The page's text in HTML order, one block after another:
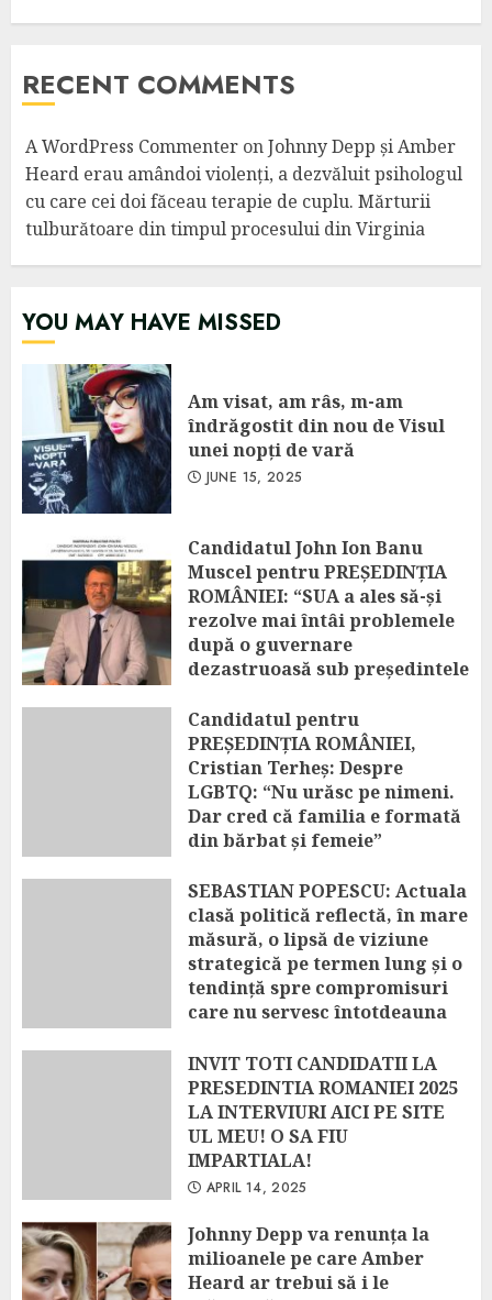
RECENT COMMENTS
A WordPress Commenter onJohnny Depp și Amber
Heard erau amândoi violenți, a dezvăluit psihologul
cu care cei doi făceau terapie de cuplu. Mărturii
tulburătoare din timpul procesului din Virginia
YOU MAY HAVE MISSED
Am visat, am râs, m-am
îndrăgostit din nou de Visul
unei nopți de vară
JUNE 15, 2025
Candidatul John Ion Banu
Muscel pentru PREȘEDINȚIA
ROMÂNIEI: “SUA a ales să-și
rezolve mai întâi problemele
după o guvernare
dezastruoasă sub președintele
vizelor românilor spre SUA
este o decizie temporară!”
APRIL 25, 2025
Candidatul pentru
PREȘEDINȚIA ROMÂNIEI,
Cristian Terheș: Despre
LGBTQ: “Nu urăsc pe nimeni.
Dar cred că familia e formată
din bărbat și femeie”
SEBASTIAN POPESCU: Actuala
clasă politică reflectă, în mare
măsură, o lipsă de viziune
strategică pe termen lung și o
tendință spre compromisuri
care nu servesc întotdeauna
APRIL 14, 2025
INVIT TOTI CANDIDATII LA
PRESEDINTIA ROMANIEI 2025
LA INTERVIURI AICI PE SITE
UL MEU! O SA FIU
IMPARTIALA!
APRIL 14, 2025
Johnny Depp va renunța la
milioanele pe care Amber
Heard ar trebui să i le